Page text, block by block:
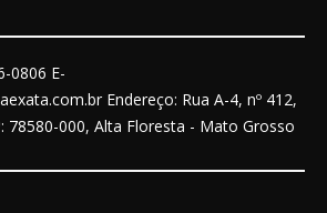
0806 E-
Endereço: Rua A-4, nº 412,
78580-000, Alta Floresta - Mato Grosso